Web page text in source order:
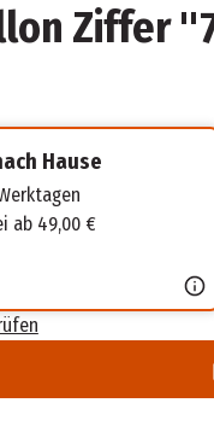
Ziffer
Hause
ab 49,00 €